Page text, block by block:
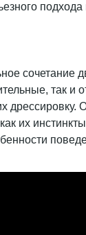
подхода
сочетание
так и
дрессировку.
их